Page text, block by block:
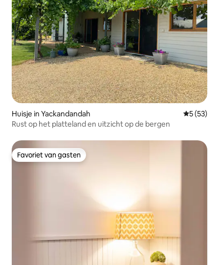
Huisje in Yackandandah
5 (53)
Rust op het platteland en uitzicht op de bergen
Favoriet van gasten
Favoriet van gasten